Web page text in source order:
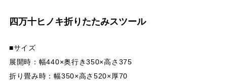
四万十ヒノキ折りたたみスツール
■サイズ
展開時：幅440×奥行き350×高さ375
折り畳み時：幅350×高さ520×厚70